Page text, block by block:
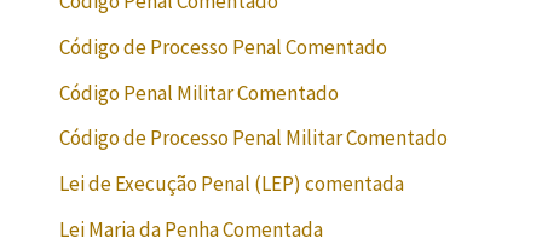
Código de Processo Penal Comentado
Código Penal Militar Comentado
Código de Processo Penal Militar Comentado
Lei de Execução Penal (LEP) comentada
Lei Maria da Penha Comentada